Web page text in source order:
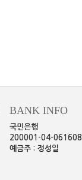
BANK INFO
국민은행
200001-04-061608
예금주 : 정성일